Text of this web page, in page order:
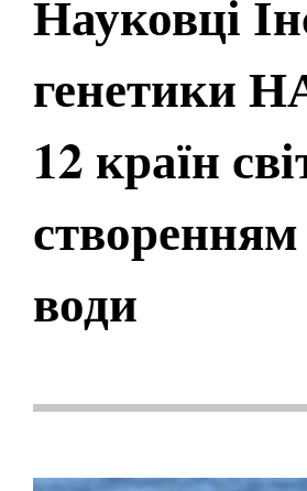
Науковці
генетики
12 країн
води